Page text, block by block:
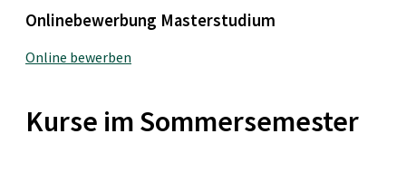
Onlinebewerbung Masterstudium
Online bewerben
Kurse im Sommersemester